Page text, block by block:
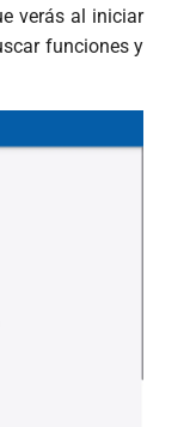
verás al iniciar
funciones y